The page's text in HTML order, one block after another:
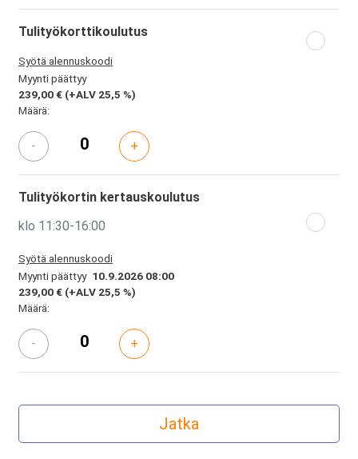
Tulityökorttikoulutus
Syötä alennuskoodi
Myynti päättyy
239,00 € (+ALV 25,5 %)
Määrä:
- +
Tulityökortin kertauskoulutus
klo 11:30-16:00
Syötä alennuskoodi
Myynti päättyy 10.9.2026 08:00
239,00 € (+ALV 25,5 %)
Määrä:
- +